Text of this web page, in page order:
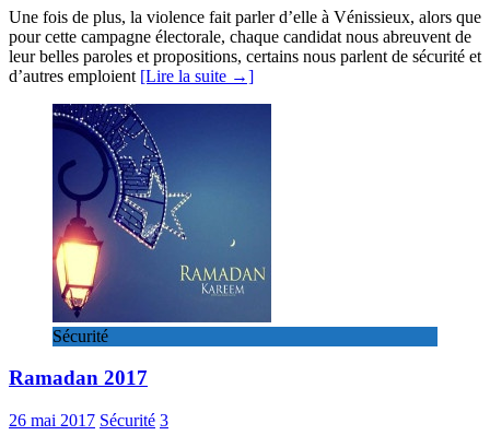
Une fois de plus, la violence fait parler d’elle à Vénissieux, alors que
pour cette campagne électorale, chaque candidat nous abreuvent de
leur belles paroles et propositions, certains nous parlent de sécurité et
d’autres emploient [Lire la suite →]
Sécurité
Ramadan 2017
26 mai 2017 Sécurité 3